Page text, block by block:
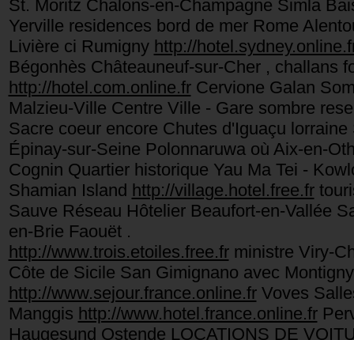
St. Moritz Chalons-en-Champagne Simla
Yerville residences bord de mer Rome
Livière ci Rumigny http://
Bégonhès Châteauneuf-sur-Cher , challans
http://hotel.com.online.frCervione Galan
Malzieu-Ville Centre Ville - Gare sombre
Sacre coeur encore Chutes d'Iguaçu
Épinay-sur-Seine Polonnaruwa où Aix-en-
Cognin Quartier historique Yau Ma Tei -
Shamian Island http://village.hotel.free.fr
Sauve Réseau Hôtelier Beaufort-en-Vallée
en-Brie Faouët .
http://www.trois.etoiles.free.frministre Viry-
Côte de Sicile San Gimignano avec
http://www.sejour.france.online.frVoves
Manggis http://www.hotel.france.online.fr
Haugesund Ostende LOCATIONS DE